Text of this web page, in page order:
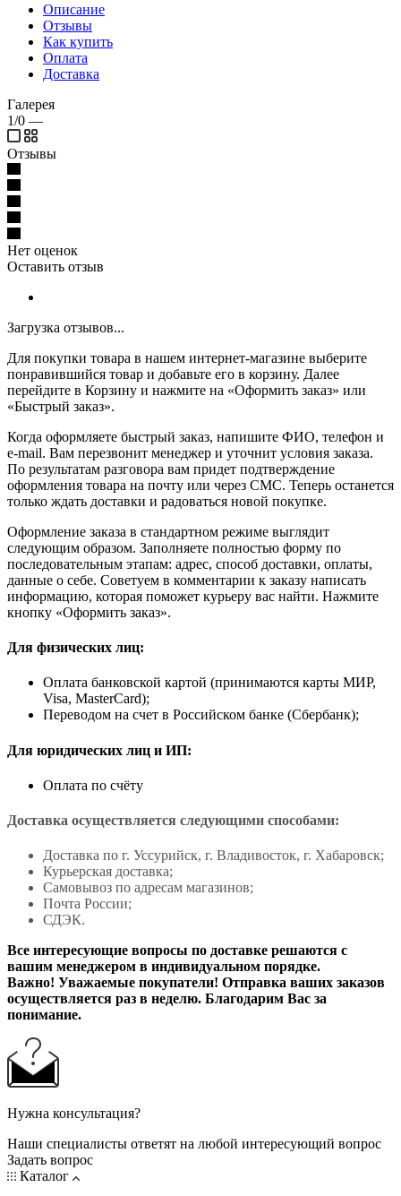
Описание
Отзывы
Как купить
Оплата
Доставка
Галерея
1/0 —
Отзывы
Нет оценок
Оставить отзыв
Загрузка отзывов...
Для покупки товара в нашем интернет-магазине выберите
понравившийся товар и добавьте его в корзину. Далее
перейдите в Корзину и нажмите на «Оформить заказ» или
«Быстрый заказ».
Когда оформляете быстрый заказ, напишите ФИО, телефон и
e-mail. Вам перезвонит менеджер и уточнит условия заказа.
По результатам разговора вам придет подтверждение
оформления товара на почту или через СМС. Теперь останется
только ждать доставки и радоваться новой покупке.
Оформление заказа в стандартном режиме выглядит
следующим образом. Заполняете полностью форму по
последовательным этапам: адрес, способ доставки, оплаты,
данные о себе. Советуем в комментарии к заказу написать
информацию, которая поможет курьеру вас найти. Нажмите
кнопку «Оформить заказ».
Для физических лиц:
Оплата банковской картой (принимаются карты МИР,
Visa, MasterCard);
Переводом на счет в Российском банке (Сбербанк);
Для юридических лиц и ИП:
Оплата по счёту
Доставка осуществляется следующими способами:
Доставка по г. Уссурийск, г. Владивосток, г. Хабаровск;
Курьерская доставка;
Самовывоз по адресам магазинов;
Почта России;
СДЭК.
Все интересующие вопросы по доставке решаются с
вашим менеджером в индивидуальном порядке.
Важно! Уважаемые покупатели! Отправка ваших заказов
осуществляется раз в неделю. Благодарим Вас за
понимание.
Нужна консультация?
Наши специалисты ответят на любой интересующий вопрос
Задать вопрос
Каталог